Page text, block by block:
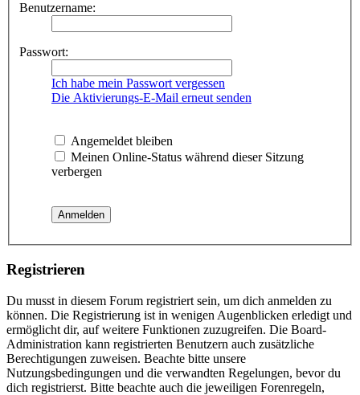
Benutzername:
Passwort:
Ich habe mein Passwort vergessen
Die Aktivierungs-E-Mail erneut senden
Angemeldet bleiben
Meinen Online-Status während dieser Sitzung
verbergen
Registrieren
Du musst in diesem Forum registriert sein, um dich anmelden zu
können. Die Registrierung ist in wenigen Augenblicken erledigt und
ermöglicht dir, auf weitere Funktionen zuzugreifen. Die Board-
Administration kann registrierten Benutzern auch zusätzliche
Berechtigungen zuweisen. Beachte bitte unsere
Nutzungsbedingungen und die verwandten Regelungen, bevor du
dich registrierst. Bitte beachte auch die jeweiligen Forenregeln,